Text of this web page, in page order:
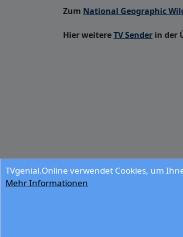
TVgenial.Online verwendet Cookies, um
Mehr Informationen
Zum National Geographic
Hier weitereTV Sender in der